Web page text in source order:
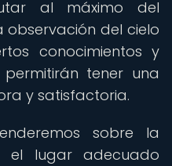
al máximo del
observación del cielo
conocimientos y
tener una
y satisfactoria.
sobre la
el lugar adecuado